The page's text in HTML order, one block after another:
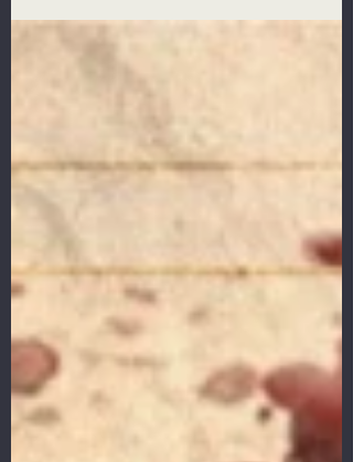
lassen. Ich schreibe fleißig fast jede
Nacht. Aktuell...